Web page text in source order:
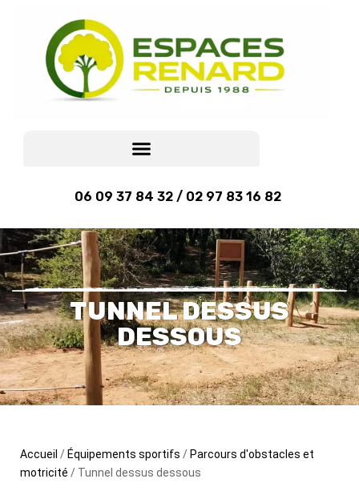
06 09 37 84 32 / 02 97 83 16 82
TUNNEL DESSUS
DESSOUS
Accueil / Équipements sportifs / Parcours d'obstacles et
motricité / Tunnel dessus dessous